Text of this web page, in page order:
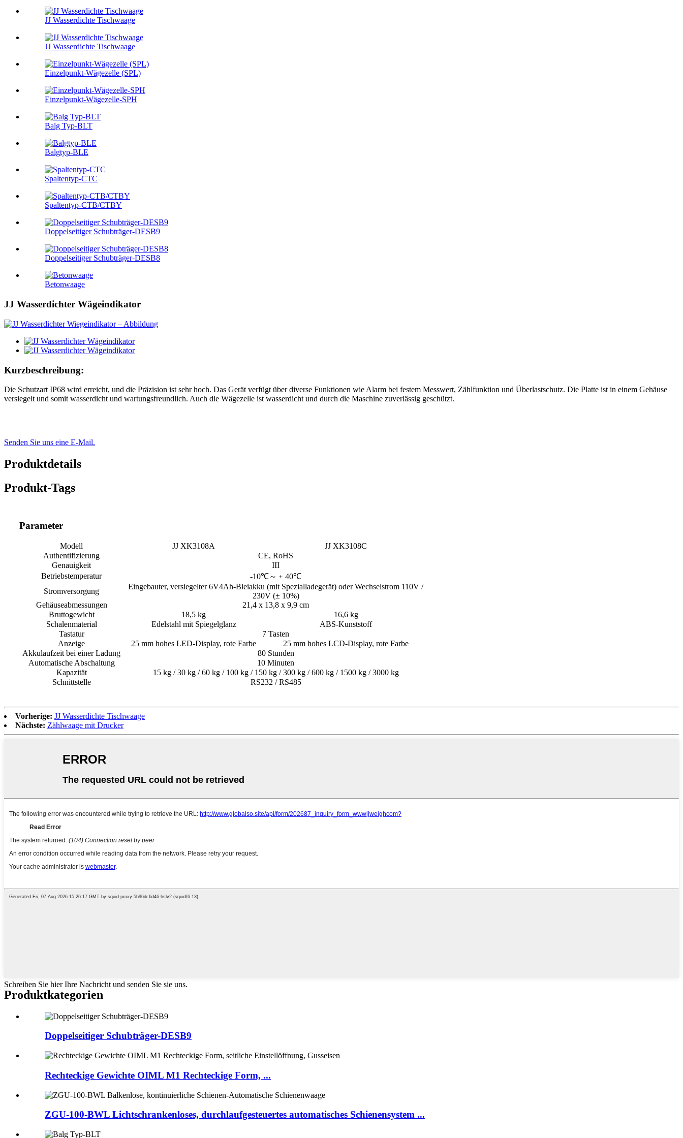
JJ Wasserdichte Tischwaage
JJ Wasserdichte Tischwaage
Einzelpunkt-Wägezelle (SPL)
Einzelpunkt-Wägezelle-SPH
Balg Typ-BLT
Balgtyp-BLE
Spaltentyp-CTC
Spaltentyp-CTB/CTBY
Doppelseitiger Schubträger-DESB9
Doppelseitiger Schubträger-DESB8
Betonwaage
JJ Wasserdichter Wägeindikator
Kurzbeschreibung:
Die Schutzart IP68 wird erreicht, und die Präzision ist sehr hoch. Das Gerät verfügt über diverse Funktionen wie Alarm bei festem Messwert, Zählfunktion und Überlastschutz. Die Platte ist in einem Gehäuse
versiegelt und somit wasserdicht und wartungsfreundlich. Auch die Wägezelle ist wasserdicht und durch die Maschine zuverlässig geschützt.
Senden Sie uns eine E-Mail.
Produktdetails
Produkt-Tags
Parameter
Modell JJ XK3108A
JJ XK3108C
Authentifizierung
CE, RoHS
Genauigkeit
III
Betriebstemperatur
-10℃～﹢40℃
Stromversorgung
Eingebauter, versiegelter 6V4Ah-Bleiakku (mit Spezialladegerät) oder Wechselstrom 110V /
230V (± 10%)
Gehäuseabmessungen
21,4 x 13,8 x 9,9 cm
Bruttogewicht
18,5 kg
16,6 kg
Schalenmaterial
Edelstahl mit Spiegelglanz
ABS-Kunststoff
Tastatur
7 Tasten
Anzeige
25 mm hohes LED-Display, rote Farbe
25 mm hohes LCD-Display, rote Farbe
Akkulaufzeit bei einer Ladung
80 Stunden
Automatische Abschaltung
10 Minuten
Kapazität
15 kg / 30 kg / 60 kg / 100 kg / 150 kg / 300 kg / 600 kg / 1500 kg / 3000 kg
Schnittstelle
RS232 / RS485
Vorherige: JJ Wasserdichte Tischwaage
Nächste: Zählwaage mit Drucker
Schreiben Sie hier Ihre Nachricht und senden Sie sie uns.
Produktkategorien
Doppelseitiger Schubträger-DESB9
Rechteckige Gewichte OIML M1 Rechteckige Form, ...
ZGU-100-BWL Lichtschrankenloses, durchlaufgesteuertes automatisches Schienensystem ...